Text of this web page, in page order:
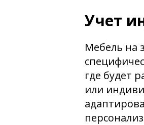
Учет
Мебель на
где будет
или